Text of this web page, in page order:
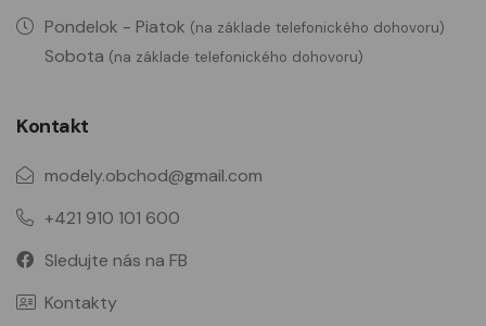
Pondelok - Piatok (na základe telefonického dohovoru)
Sobota (na základe telefonického dohovoru)
Kontakt
modely.obchod@gmail.com
+421 910 101 600
Sledujte nás na FB
Kontakty